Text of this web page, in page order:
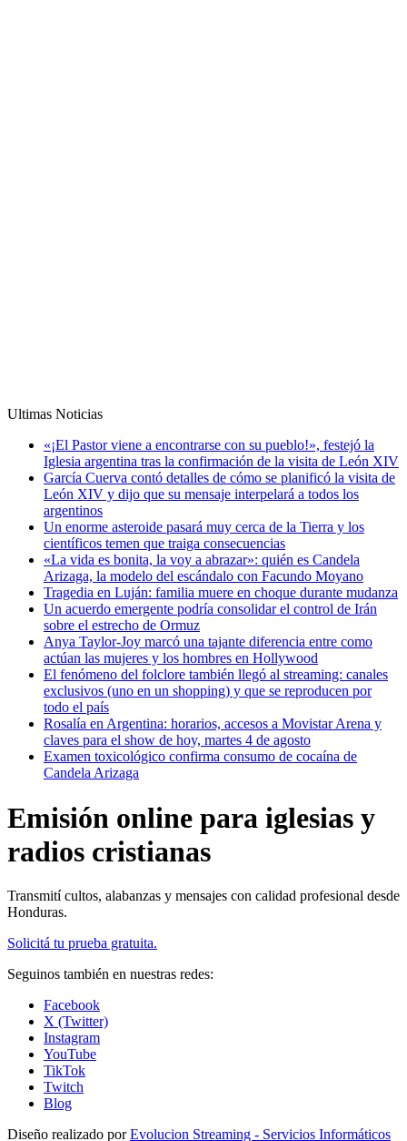
Ultimas Noticias
«¡El Pastor viene a encontrarse con su pueblo!», festejó la
Iglesia argentina tras la confirmación de la visita de León XIV
García Cuerva contó detalles de cómo se planificó la visita de
León XIV y dijo que su mensaje interpelará a todos los
argentinos
Un enorme asteroide pasará muy cerca de la Tierra y los
científicos temen que traiga consecuencias
«La vida es bonita, la voy a abrazar»: quién es Candela
Arizaga, la modelo del escándalo con Facundo Moyano
Tragedia en Luján: familia muere en choque durante mudanza
Un acuerdo emergente podría consolidar el control de Irán
sobre el estrecho de Ormuz
Anya Taylor-Joy marcó una tajante diferencia entre como
actúan las mujeres y los hombres en Hollywood
El fenómeno del folclore también llegó al streaming: canales
exclusivos (uno en un shopping) y que se reproducen por
todo el país
Rosalía en Argentina: horarios, accesos a Movistar Arena y
claves para el show de hoy, martes 4 de agosto
Examen toxicológico confirma consumo de cocaína de
Candela Arizaga
Emisión online para iglesias y
radios cristianas
Transmití cultos, alabanzas y mensajes con calidad profesional desde
Honduras.
Solicitá tu prueba gratuita.
Seguinos también en nuestras redes:
Facebook
X (Twitter)
Instagram
YouTube
TikTok
Twitch
Blog
Diseño realizado porEvolucion Streaming - Servicios Informáticos